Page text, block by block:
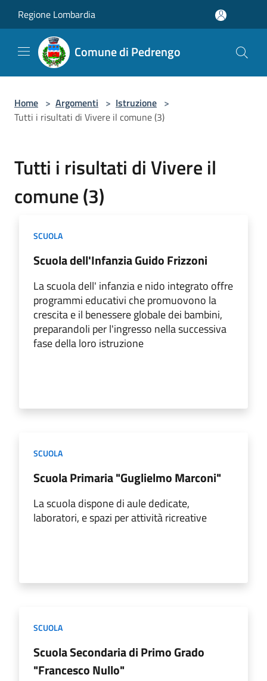
Regione Lombardia
Comune di Pedrengo
Home > Argomenti > Istruzione >
Tutti i risultati di Vivere il comune (3)
Tutti i risultati di Vivere il
comune (3)
SCUOLA
Scuola dell'Infanzia Guido Frizzoni
La scuola dell' infanzia e nido integrato offre
programmi educativi che promuovono la
crescita e il benessere globale dei bambini,
preparandoli per l'ingresso nella successiva
fase della loro istruzione
SCUOLA
Scuola Primaria "Guglielmo Marconi"
La scuola dispone di aule dedicate,
laboratori, e spazi per attività ricreative
SCUOLA
Scuola Secondaria di Primo Grado
"Francesco Nullo"